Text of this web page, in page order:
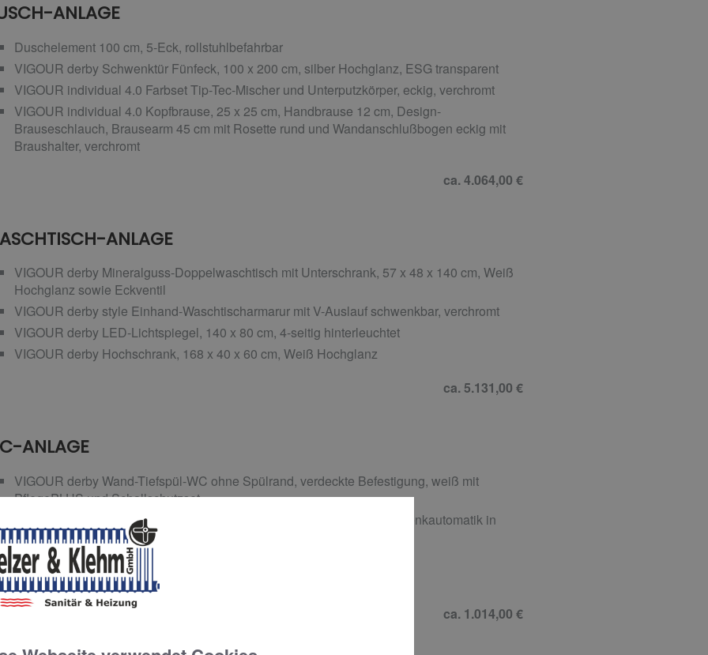
ANLAGE
Duschelement 100 cm, 5-Eck, rollstuhlbefahrbar
VIGOUR derby Schwenktür Fünfeck, 100 x 200 cm, silber Hochglanz, ESG transparent
VIGOUR individual 4.0 Farbset Tip-Tec-Mischer und Unterputzkörper, eckig, verchromt
VIGOUR individual 4.0 Kopfbrause, 25 x 25 cm, Handbrause 12 cm, Design-
Brauseschlauch, Brausearm 45 cm mit Rosette rund und Wandanschlußbogen eckig mit
Braushalter, verchromt
ca. 4.064,00 €
ANLAGE
VIGOUR derby Mineralguss-Doppelwaschtisch mit Unterschrank, 57 x 48 x 140 cm, Weiß
Hochglanz sowie Eckventil
VIGOUR derby style Einhand-Waschtischarmarur mit V-Auslauf schwenkbar, verchromt
VIGOUR derby LED-Lichtspiegel, 140 x 80 cm, 4-seitig hinterleuchtet
VIGOUR derby Hochschrank, 168 x 40 x 60 cm, Weiß Hochglanz
ca. 5.131,00 €
ANLAGE
VIGOUR derby Wand-Tiefspül-WC ohne Spülrand, verdeckte Befestigung, weiß mit
PflegePLUS und Schallschutzset
VIGOUR derby WC-Sitz mit abnehmbaren Edelstahlscharnier und Absenkautomatik in
weiß
CONEL WC-Element VIS für Trockenbau mit Wandhalter, 112 cm
VIGOUR AI Betätigungsplatte für 2-Mengen-Spültechnik, seidenmatt
ca. 1.014,00 €